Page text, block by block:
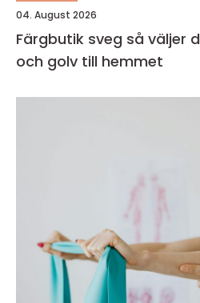
04. August 2026
Färgbutik sveg så väljer du rätt färg, tapet
och golv till hemmet